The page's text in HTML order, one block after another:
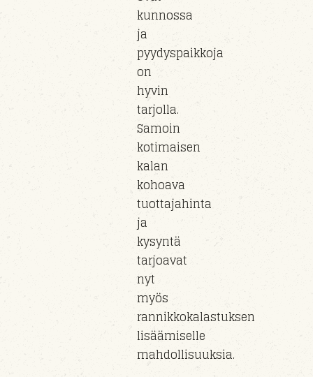
kunnossa
ja
pyydyspaikkoja
on
hyvin
tarjolla.
Samoin
kotimaisen
kalan
kohoava
tuottajahinta
ja
kysyntä
tarjoavat
nyt
myös
rannikkokalastuksen
lisäämiselle
mahdollisuuksia.